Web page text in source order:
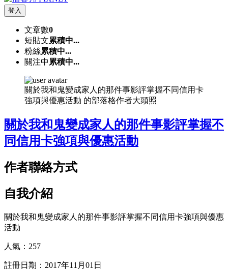
登入
文章數0
短貼文累積中...
粉絲累積中...
關注中 累積中...
關於我和鬼變成家人的那件事影評掌握不同信用卡
強項與優惠活動 的部落格作者大頭照
關於我和鬼變成家人的那件事影評掌握不
同信用卡強項與優惠活動
作者聯絡方式
自我介紹
關於我和鬼變成家人的那件事影評掌握不同信用卡強項與優惠
活動
人氣： 257
註冊日期： 2017年11月01日